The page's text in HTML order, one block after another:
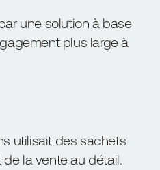
une solution à base
plus large à
utilisait des sachets
la vente au détail.